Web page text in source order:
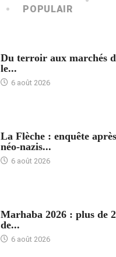
POPULAIR
Du terroir aux marchés
le...
6 août 2026
La Flèche : enquête
néo-nazis...
6 août 2026
Marhaba 2026 : plus de
de...
6 août 2026